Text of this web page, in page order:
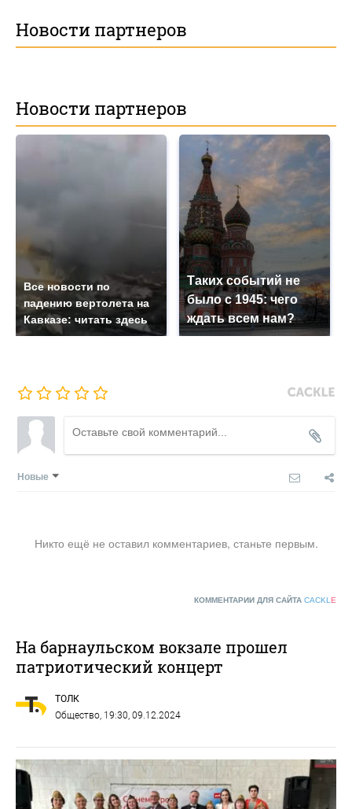
Новости партнеров
Новости партнеров
Все новости по
падению вертолета на
Кавказе: читать здесь
Таких событий не
было с 1945: чего
ждать всем нам?
Новые
Никто ещё не оставил комментариев, станьте первым.
КОММЕНТАРИИ ДЛЯ САЙТА CACKL E
На барнаульском вокзале прошел
патриотический концерт
ТОЛК
Общество, 19:30, 09.12.2024